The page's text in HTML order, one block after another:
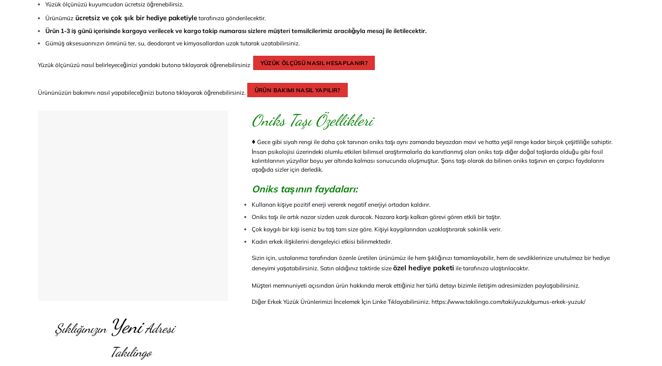
Yüzük ölçünüzü kuyumcudan ücretsiz öğrenebilirsiz.
Ürünümüz ücretsiz ve çok şık bir hediye paketiyle tarafınıza gönderilecektir.
Ürün 1-3 iş günü içerisinde kargoya verilecek ve kargo takip numarası sizlere müşteri temsilcilerimiz aracılığıyla mesaj ile iletilecektir.
Gümüş aksesuarınızın ömrünü ter, su, deodorant ve kimyasallardan uzak tutarak uzatabilirsiniz.
Yüzük ölçünüzü nasıl belirleyeceğinizi yandaki butona tıklayarak öğrenebilirsiniz YÜZÜK ÖLÇÜSÜ NASIL HESAPLANIR?
Ürününüzün bakımını nasıl yapabileceğinizi butona tıklayarak öğrenebilirsiniz. ÜRÜN BAKIMI NASIL YAPILIR?
Oniks Taşı Özellikleri
♦ Gece gibi siyah rengi ile daha çok tanınan oniks taşı aynı zamanda beyazdan mavi ve hatta yeşil renge kadar birçok çeşitliliğe sahiptir.
İnsan psikolojisi üzerindeki olumlu etkileri bilimsel araştırmalarla da kanıtlanmış olan oniks taşı diğer doğal taşlarda olduğu gibi fosil
kalıntılarının yüzyıllar boyu yer altında kalması sonucunda oluşmuştur. Şans taşı olarak da bilinen oniks taşının en çarpıcı faydalarını
aşağıda sizler için derledik.
Oniks taşının faydaları:
Kullanan kişiye pozitif enerji vererek negatif enerjiyi ortadan kaldırır.
Oniks taşı ile artık nazar sizden uzak duracak. Nazara karşı kalkan görevi gören etkili bir taştır.
Çok kaygılı bir kişi iseniz bu taş tam size göre. Kişiyi kaygılarından uzaklaştırarak sakinlik verir.
Kadın erkek ilişkilerini dengeleyici etkisi bilinmektedir.
Sizin için, ustalarımız tarafından özenle üretilen ürünümüz ile hem şıklığınızı tamamlayabilir, hem de sevdiklerinize unutulmaz bir hediye
deneyimi yaşatabilirsiniz. Satın aldığınız taktirde sizeözel hediye paketi ile tarafınıza ulaştırılacaktır.
Müşteri memnuniyeti açısından ürün hakkında merak ettiğiniz her türlü detayı bizimle iletişim adresimizden paylaşabilirsiniz.
Diğer Erkek Yüzük Ürünlerimizi İncelemek İçin Linke Tıklayabilirsiniz. https://www.takilingo.com/taki/yuzuk/gumus-erkek-yuzuk/
Şıklığınızın YeniAdresi
Takılingo